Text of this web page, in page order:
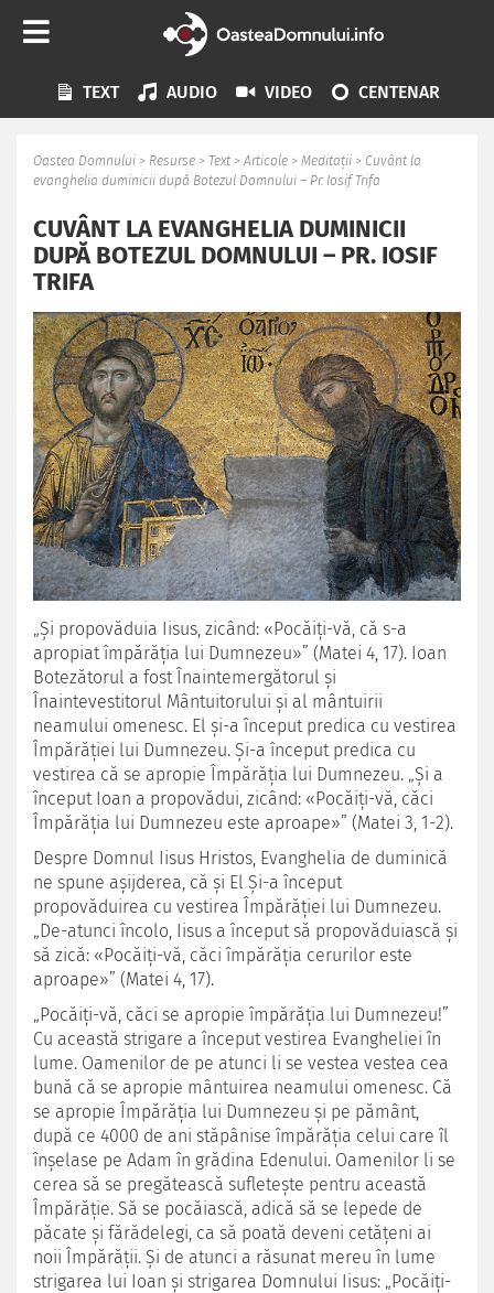
TEXT AUDIO VIDEO CENTENAR
Oastea Domnului > Resurse > Text > Articole > Meditații > Cuvânt la
evanghelia duminicii după Botezul Domnului – Pr. Iosif Trifa
CUVÂNT LA EVANGHELIA DUMINICII
DUPĂ BOTEZUL DOMNULUI – PR. IOSIF
TRIFA
„Și propovăduia Iisus, zicând: «Pocăiţi-vă, că s-a
apropiat împărăţia lui Dumnezeu»” (Matei 4, 17). Ioan
Botezătorul a fost Înaintemergătorul şi
Înaintevestitorul Mântuitorului şi al mântuirii
neamului omenesc. El şi-a început predica cu vestirea
Împărăției lui Dumnezeu. Şi-a început predica cu
vestirea că se apropie Împărăţia lui Dumnezeu. „Şi a
început Ioan a propovădui, zicând: «Pocăiţi-vă, căci
Împărăţia lui Dumnezeu este aproape»” (Matei 3, 1-2).
Despre Domnul Iisus Hristos, Evanghelia de duminică
ne spune aşijderea, că şi El Şi-a început
propovăduirea cu vestirea Împărăției lui Dumnezeu.
„De-atunci încolo, Iisus a început să propovăduiască şi
să zică: «Pocăiţi-vă, căci împărăţia cerurilor este
aproape»” (Matei 4, 17).
„Pocăiţi-vă, căci se apropie împărăţia lui Dumnezeu!”
Cu această strigare a început vestirea Evangheliei în
lume. Oamenilor de pe atunci li se vestea vestea cea
bună că se apropie mântuirea neamului omenesc. Că
se apropie Împărăţia lui Dumnezeu şi pe pământ,
după ce 4000 de ani stăpânise împărăţia celui care îl
înşelase pe Adam în grădina Edenului. Oamenilor li se
cerea să se pregătească sufleteşte pentru această
Împărăţie. Să se pocăiască, adică să se lepede de
păcate şi fărădelegi, ca să poată deveni cetăţeni ai
noii Împărăţii. Și de atunci a răsunat mereu în lume
strigarea lui Ioan şi strigarea Domnului Iisus: „Pocăiţi-